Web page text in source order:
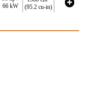
66 kW
(95.2 cu-in)